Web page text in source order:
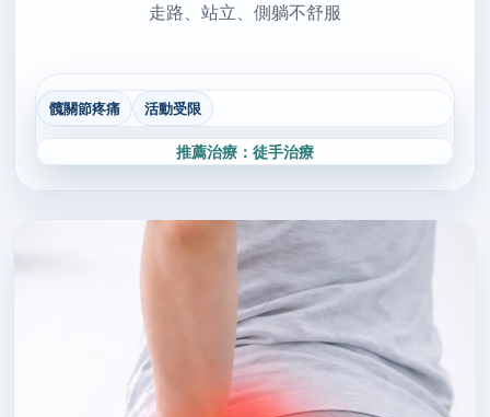
走路、站立、側躺不舒服
髖關節疼痛 活動受限
推薦治療：徒手治療